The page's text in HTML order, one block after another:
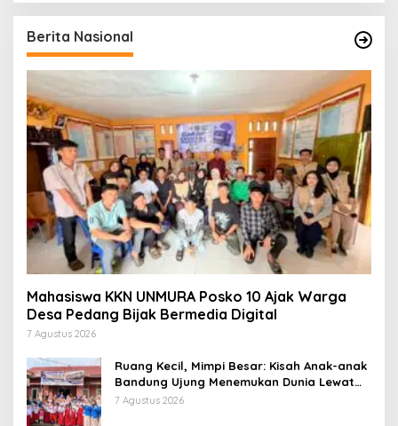
Berita Nasional
Mahasiswa KKN UNMURA Posko 10 Ajak Warga
Desa Pedang Bijak Bermedia Digital
7 Agustus 2026
Ruang Kecil, Mimpi Besar: Kisah Anak-anak
Bandung Ujung Menemukan Dunia Lewat
Literasi
7 Agustus 2026